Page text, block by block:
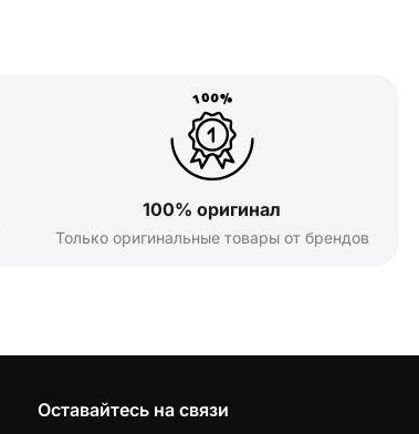
100% оригинал
Только оригинальные товары от брендов
Оставайтесь на связи